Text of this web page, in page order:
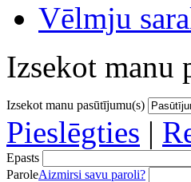
Vēlmju
Izsekot manu
Izsekot manu pasūtījumu(s)
Pieslēgties |
Epasts
ParoleAizmirsi savu paroli?